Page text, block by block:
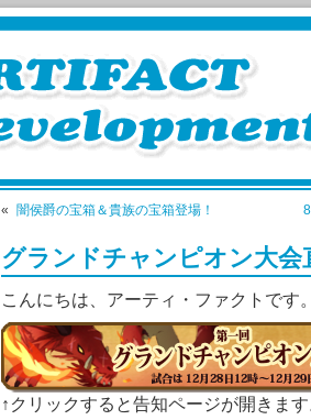
« 闇侯爵の宝箱＆貴族の宝箱登場！
グランドチャンピオン大会
こんにちは、アーティ・ファクトです
↑クリックすると告知ページが開きま